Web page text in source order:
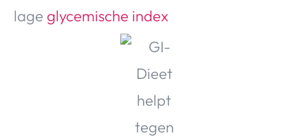
Health & Beauty
Nieuws & Media
Over Valerie
lage glycemische index